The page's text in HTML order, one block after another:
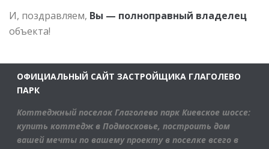
И, поздравляем, Вы — полноправный владелец
объекта!
ОФИЦИАЛЬНЫЙ САЙТ ЗАСТРОЙЩИКА ГЛАГОЛЕВО
ПАРК
Коттеджный поселок Глаголево парк Киевское шоссе:
купить коттедж в Подмосковье, построить дом
вашей мечты по вашему проекту в поселке всего в